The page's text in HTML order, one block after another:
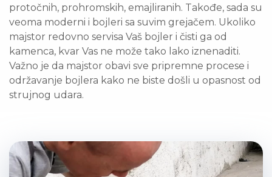
protočnih, prohromskih, emajliranih. Takođe, sada su
veoma moderni i bojleri sa suvim grejačem. Ukoliko
majstor redovno servisa Vaš bojler i čisti ga od
kamenca, kvar Vas ne može tako lako iznenaditi.
Važno je da majstor obavi sve pripremne procese i
održavanje bojlera kako ne biste došli u opasnost od
strujnog udara.